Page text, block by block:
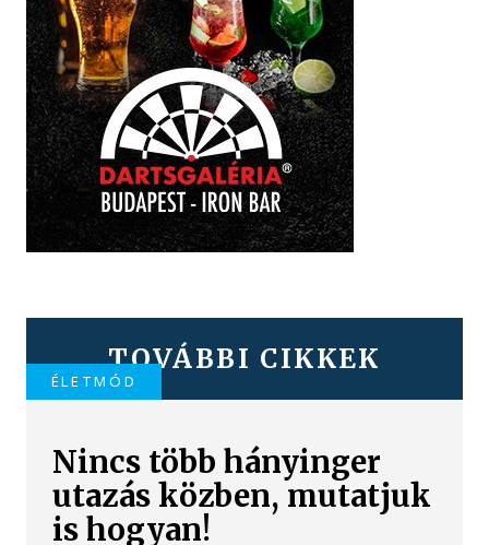
TOVÁBBI CIKKEK
ÉLETMÓD
Nincs több hányinger
utazás közben, mutatjuk
is hogyan!